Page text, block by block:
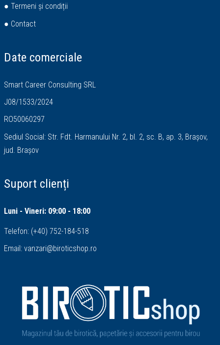
● Termeni și condiții
● Contact
Date comerciale
Smart Career Consulting SRL
J08/1533/2024
RO50060297
Sediul Social: Str. Fdt. Harmanului Nr. 2, bl. 2, sc. B, ap. 3, Brașov,
jud. Brașov
Suport clienți
Luni - Vineri: 09:00 - 18:00
Telefon: (+40) 752-184-518
Email: vanzari@biroticshop.ro